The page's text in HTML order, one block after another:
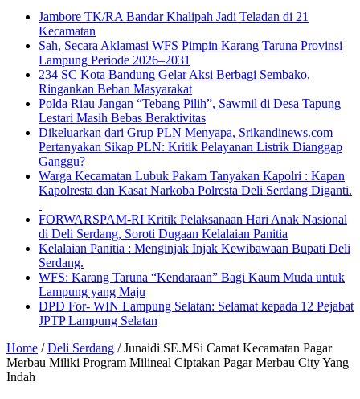
Jambore TK/RA Bandar Khalipah Jadi Teladan di 21
Kecamatan
Sah, Secara Aklamasi WFS Pimpin Karang Taruna Provinsi
Lampung Periode 2026–2031
234 SC Kota Bandung Gelar Aksi Berbagi Sembako,
Ringankan Beban Masyarakat
Polda Riau Jangan “Tebang Pilih”, Sawmil di Desa Tapung
Lestari Masih Bebas Beraktivitas
Dikeluarkan dari Grup PLN Menyapa, Srikandinews.com
Pertanyakan Sikap PLN: Kritik Pelayanan Listrik Dianggap
Ganggu?
Warga Kecamatan Lubuk Pakam Tanyakan Kapolri : Kapan
Kapolresta dan Kasat Narkoba Polresta Deli Serdang Diganti.
FORWARSPAM-RI Kritik Pelaksanaan Hari Anak Nasional
di Deli Serdang, Soroti Dugaan Kelalaian Panitia
Kelalaian Panitia : Menginjak Injak Kewibawaan Bupati Deli
Serdang.
WFS: Karang Taruna “Kendaraan” Bagi Kaum Muda untuk
Lampung yang Maju
DPD For- WIN Lampung Selatan: Selamat kepada 12 Pejabat
JPTP Lampung Selatan
Home / Deli Serdang / Junaidi SE.MSi Camat Kecamatan Pagar
Merbau Miliki Program Milineal Ciptakan Pagar Merbau City Yang
Indah